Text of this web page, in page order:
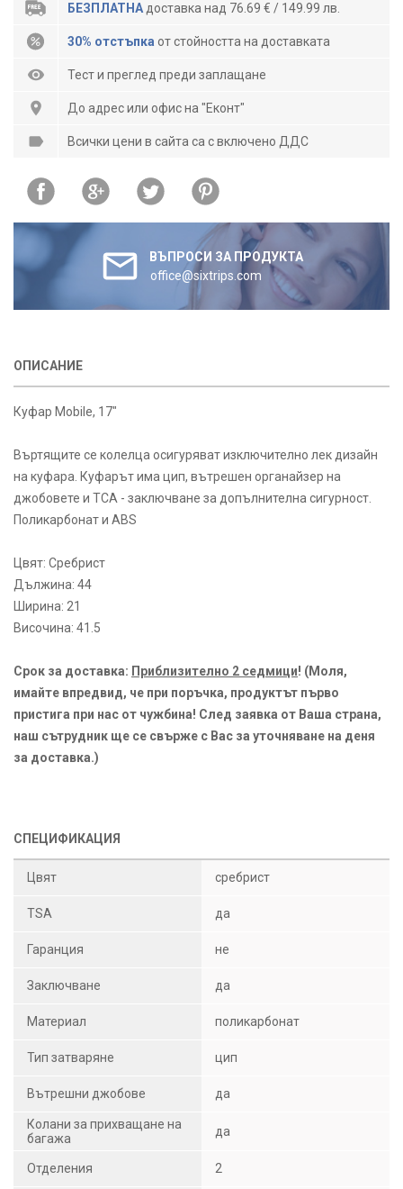
БЕЗПЛАТНА доставка над 76.69 € / 149.99 лв.
30% отстъпка от стойността на доставката
Тест и преглед преди заплащане
До адрес или офис на "Еконт"
Всички цени в сайта са с включено ДДС
ВЪПРОСИ ЗА ПРОДУКТА
office@sixtrips.com
ОПИСАНИЕ
Куфар Mobile, 17"
Въртящите се колелца осигуряват изключително лек дизайн
на куфара. Куфарът има цип, вътрешен органайзер на
джобовете и ТСА - заключване за допълнителна сигурност.
Поликарбонат и ABS
Цвят: Сребрист
Дължина: 44
Ширина: 21
Височина: 41.5
Срок за доставка: Приблизително 2 седмици! (Моля,
имайте впредвид, че при поръчка, продуктът първо
пристига при нас от чужбина! След заявка от Ваша страна,
наш сътрудник ще се свърже с Вас за уточняване на деня
за доставка.)
СПЕЦИФИКАЦИЯ
Цвят сребрист
TSA да
Гаранция не
Заключване да
Материал поликарбонат
Тип затваряне цип
Вътрешни джобове да
Колани за прихващане на
багажа
да
Отделения 2